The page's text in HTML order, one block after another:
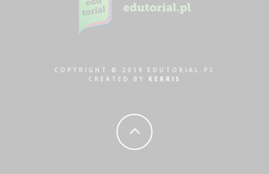
COPYRIGHT © 2019 EDUTORIAL.PL
CREATED BY KERRIS